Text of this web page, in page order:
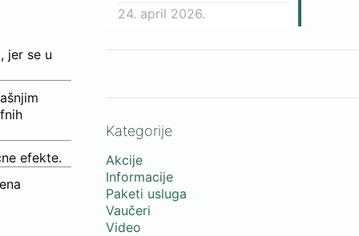
jer se u
efekte.
24. april 2026.
Kategorije
Akcije
Informacije
Paketi usluga
Vaučeri
Video